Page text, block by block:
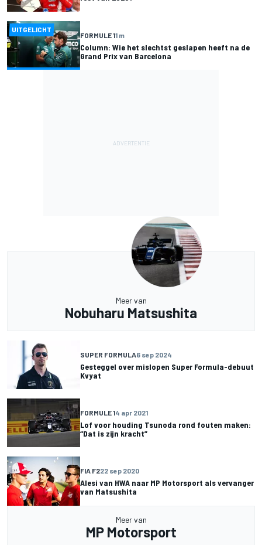
UITGELICHT
FORMULE 11 m
Column: Wie het slechtst geslapen heeft na de
Grand Prix van Barcelona
Meer van
Nobuharu Matsushita
SUPER FORMULA6 sep 2024
Gesteggel over mislopen Super Formula-debuut
Kvyat
FORMULE 14 apr 2021
Lof voor houding Tsunoda rond fouten maken:
“Dat is zijn kracht”
FIA F222 sep 2020
Alesi van HWA naar MP Motorsport als vervanger
van Matsushita
Meer van
MP Motorsport